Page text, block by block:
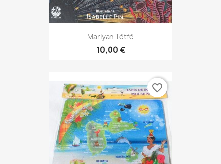
Mariyan Tètfè
10,00 €
favorite_border